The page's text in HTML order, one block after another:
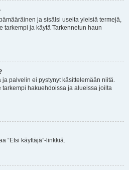
ja sisälsi useita yleisiä termejä,
tarkempi ja käytä Tarkennetun haun
palvelin ei pystynyt käsittelemään niitä.
tarkempi hakuehdoissa ja alueissa joilta
“Etsi käyttäjä”-linkkiä.